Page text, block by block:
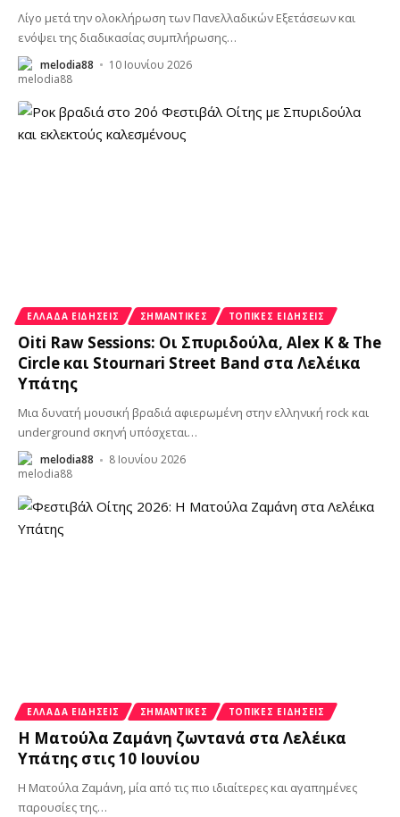
Λίγο μετά την ολοκλήρωση των Πανελλαδικών Εξετάσεων και
ενόψει της διαδικασίας συμπλήρωσης…
melodia88 10 Ιουνίου 2026
ΕΛΛΆΔΑ ΕΙΔΉΣΕΙΣ ΣΗΜΑΝΤΙΚΈΣ ΤΟΠΙΚΈΣ ΕΙΔΉΣΕΙΣ
Oiti Raw Sessions: Οι Σπυριδούλα, Alex K & The
Circle και Stournari Street Band στα Λελέικα
Υπάτης
Μια δυνατή μουσική βραδιά αφιερωμένη στην ελληνική rock και
underground σκηνή υπόσχεται…
melodia88 8 Ιουνίου 2026
ΕΛΛΆΔΑ ΕΙΔΉΣΕΙΣ ΣΗΜΑΝΤΙΚΈΣ ΤΟΠΙΚΈΣ ΕΙΔΉΣΕΙΣ
Η Ματούλα Ζαμάνη ζωντανά στα Λελέικα
Υπάτης στις 10 Ιουνίου
Η Ματούλα Ζαμάνη, μία από τις πιο ιδιαίτερες και αγαπημένες
παρουσίες της…